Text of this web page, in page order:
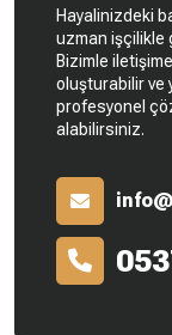
Hayalinizdeki
uzman işçilikle
Bizimle
oluşturabilir ve
profesyonel
alabilirsiniz.